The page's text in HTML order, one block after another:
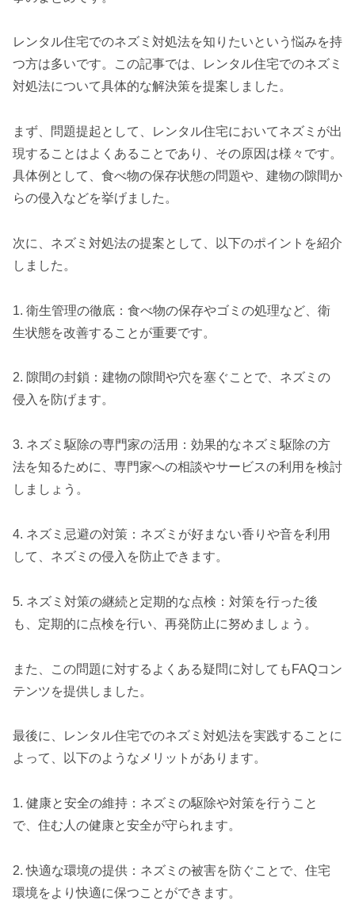
レンタル住宅でのネズミ対処法を知りたいという悩みを持
つ方は多いです。この記事では、レンタル住宅でのネズミ
対処法について具体的な解決策を提案しました。
まず、問題提起として、レンタル住宅においてネズミが出
現することはよくあることであり、その原因は様々です。
具体例として、食べ物の保存状態の問題や、建物の隙間か
らの侵入などを挙げました。
次に、ネズミ対処法の提案として、以下のポイントを紹介
しました。
1. 衛生管理の徹底：食べ物の保存やゴミの処理など、衛
生状態を改善することが重要です。
2. 隙間の封鎖：建物の隙間や穴を塞ぐことで、ネズミの
侵入を防げます。
3. ネズミ駆除の専門家の活用：効果的なネズミ駆除の方
法を知るために、専門家への相談やサービスの利用を検討
しましょう。
4. ネズミ忌避の対策：ネズミが好まない香りや音を利用
して、ネズミの侵入を防止できます。
5. ネズミ対策の継続と定期的な点検：対策を行った後
も、定期的に点検を行い、再発防止に努めましょう。
また、この問題に対するよくある疑問に対してもFAQコン
テンツを提供しました。
最後に、レンタル住宅でのネズミ対処法を実践することに
よって、以下のようなメリットがあります。
1. 健康と安全の維持：ネズミの駆除や対策を行うこと
で、住む人の健康と安全が守られます。
2. 快適な環境の提供：ネズミの被害を防ぐことで、住宅
環境をより快適に保つことができます。